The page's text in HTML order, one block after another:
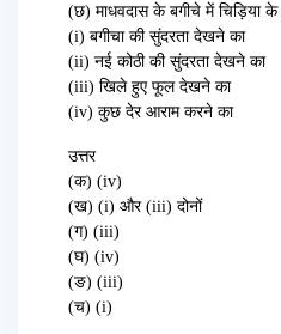
(छ) माधवदास के बगीचे में चिड़िया
(i) बगीचा की सुंदरता देखने का
(ii) नई कोठी की सुंदरता देखने का
(iii) खिले हुए फूल देखने का
(iv) कुछ देर आराम करने का
उत्तर
(क) (iv)
(ख) (i) और (iii) दोनों
(ग) (iii)
(घ) (iv)
(ङ) (iii)
(च) (i)